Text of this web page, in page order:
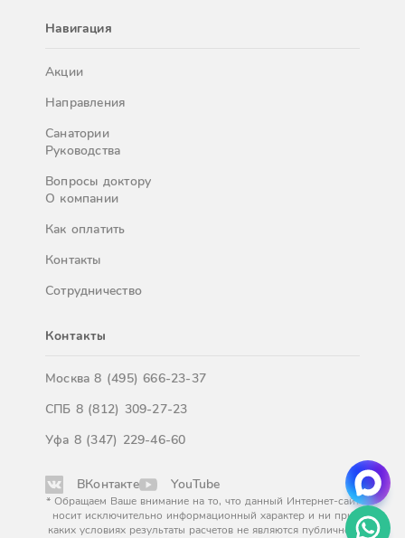
Навигация
Акции
Направления
Санатории
Руководства
Вопросы доктору
О компании
Как оплатить
Контакты
Сотрудничество
Контакты
Москва8 (495) 666-23-37
СПБ 8 (812) 309-27-23
Уфа 8 (347) 229-46-60
ВКонтакте YouTube
* Обращаем Ваше внимание на то, что данный Интернет-сайт
носит исключительно информационный характер и ни при
каких условиях результаты расчетов не являются публичной